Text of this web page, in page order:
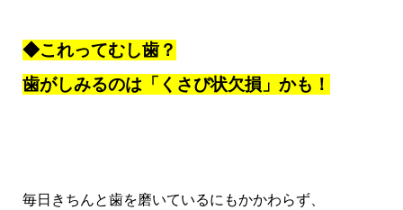
◆これってむし歯？
歯がしみるのは「くさび状欠損」かも！
毎日きちんと歯を磨いているにもかかわらず、